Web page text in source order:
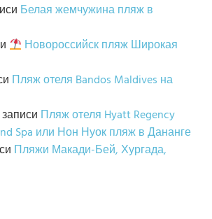
Белая жемчужина пляж в
Новороссийск пляж Широкая
Пляж отеля Bandos Maldives на
Пляж отеля Hyatt Regency
Spa или Нон Нуок пляж в Дананге
Пляжи Макади-Бей, Хургада,